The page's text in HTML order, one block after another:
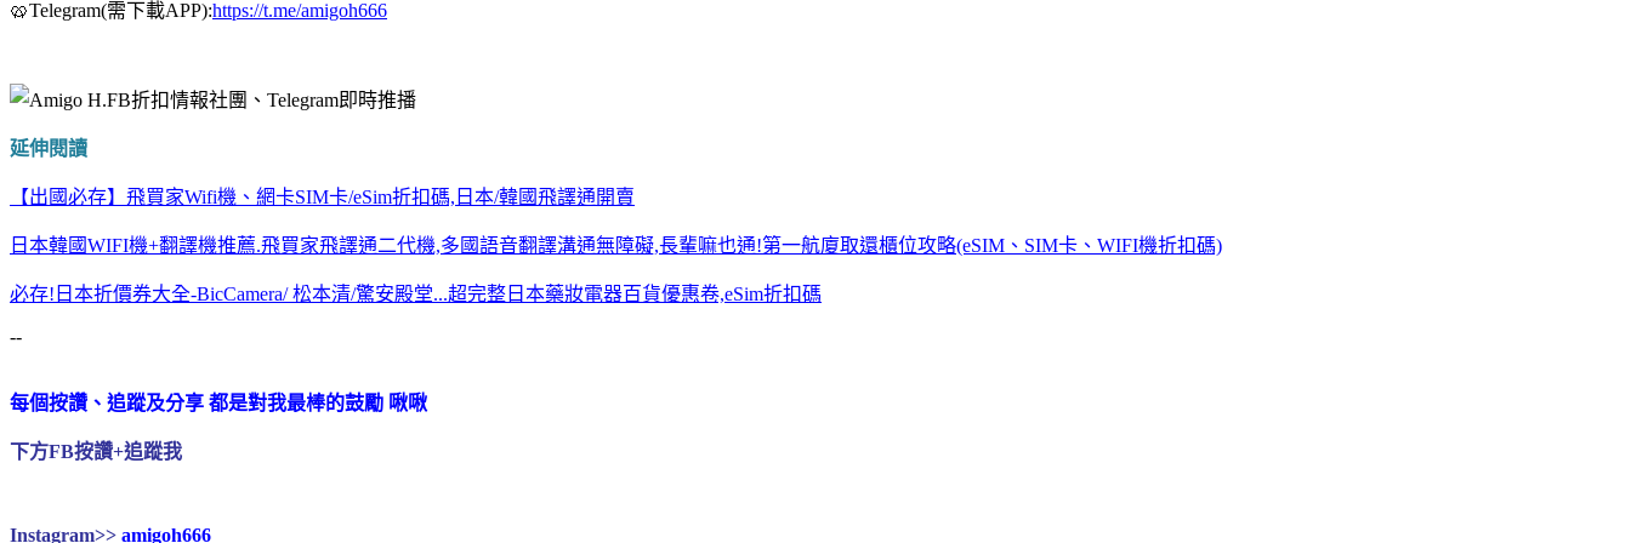
🥨Telegram(需下載APP):https://t.me/amigoh666
延伸閱讀
【出國必存】飛買家Wifi機、網卡SIM卡/eSim折扣碼,日本/韓國飛譯通開賣
日本韓國WIFI機+翻譯機推薦.飛買家飛譯通二代機,多國語音翻譯溝通無障礙,長輩嘛也通!第一航廈取還櫃位攻略(eSIM、SIM卡、WIFI機折扣碼)
必存!日本折價券大全-BicCamera/ 松本清/驚安殿堂...超完整日本藥妝電器百貨優惠卷,eSim折扣碼
--
每個按讚、追蹤及分享 都是對我最棒的鼓勵 啾啾
下方FB按讚+追蹤我
Instagram>> amigoh666